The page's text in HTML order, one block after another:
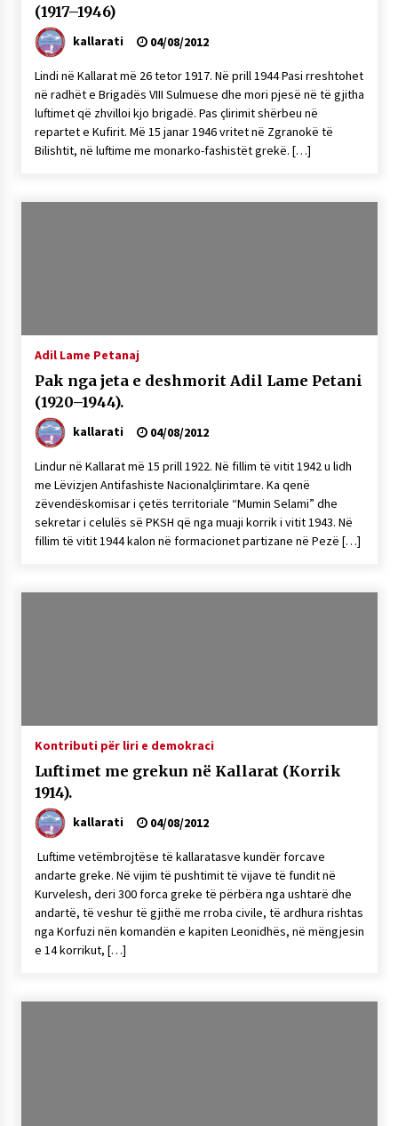
(1917–1946)
kallarati 04/08/2012
Lindi në Kallarat më 26 tetor 1917. Në prill 1944 Pasi rreshtohet
në radhët e Brigadës VIII Sulmuese dhe mori pjesë në të gjitha
luftimet që zhvilloi kjo brigadë. Pas çlirimit shërbeu në
repartet e Kufirit. Më 15 janar 1946 vritet në Zgranokë të
Bilishtit, në luftime me monarko-fashistët grekë. […]
Adil Lame Petanaj
Pak nga jeta e deshmorit Adil Lame Petani
(1920–1944).
kallarati 04/08/2012
Lindur në Kallarat më 15 prill 1922. Në fillim të vitit 1942 u lidh
me Lëvizjen Antifashiste Nacionalçlirimtare. Ka qenë
zëvendëskomisar i çetës territoriale “Mumin Selami” dhe
sekretar i celulës së PKSH që nga muaji korrik i vitit 1943. Në
fillim të vitit 1944 kalon në formacionet partizane në Pezë […]
Kontributi për liri e demokraci
Luftimet me grekun në Kallarat (Korrik
1914).
kallarati 04/08/2012
Luftime vetëmbrojtëse të kallaratasve kundër forcave
andarte greke. Në vijim të pushtimit të vijave të fundit në
Kurvelesh, deri 300 forca greke të përbëra nga ushtarë dhe
andartë, të veshur të gjithë me rroba civile, të ardhura rishtas
nga Korfuzi nën komandën e kapiten Leonidhës, në mëngjesin
e 14 korrikut, […]